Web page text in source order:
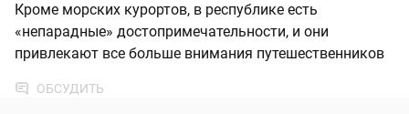
Кроме морских курортов, в республике есть
«непарадные» достопримечательности, и они
привлекают все больше внимания путешественников
ОБСУДИТЬ